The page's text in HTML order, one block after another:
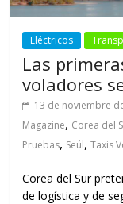
Eléctricos
Las
voladores
13 de noviembre
Magazine, Corea del
Pruebas, Seúl,Taxis
Corea del Sur
de logística y de